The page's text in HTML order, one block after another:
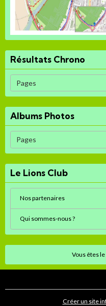
Résultats Chrono
Albums Photos
Le Lions Club
Nos partenaires
Qui sommes-nous ?
Vous êtes
Créer un site